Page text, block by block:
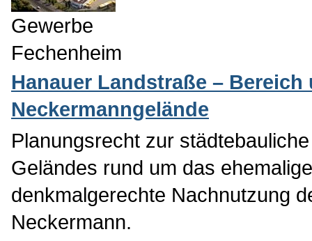
Gewerbe
Fechenheim
Hanauer Landstraße – Bereich
Neckermanngelände
Planungsrecht zur
Geländes rund um das
denkmalgerechte Nachnutzung
Neckermann.